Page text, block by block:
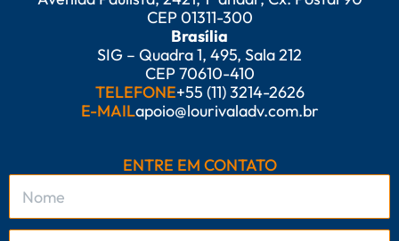
CEP 01311-300
Brasília
SIG – Quadra 1, 495, Sala 212
CEP 70610-410
TELEFONE+55 (11) 3214-2626
E-MAILapoio@lourivaladv.com.br
ENTRE EM CONTATO